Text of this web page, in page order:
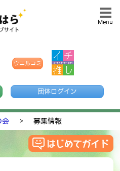
団体ログイン
ウエルコミ
Menu
会 > 募集情報